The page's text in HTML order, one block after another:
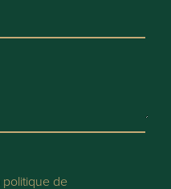
politique de